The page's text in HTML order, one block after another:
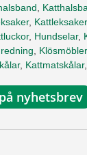
,
, Kattleksaker
, Hundselar,
, Klösmöbler
, Kattmatskålar,
nyhetsbrev